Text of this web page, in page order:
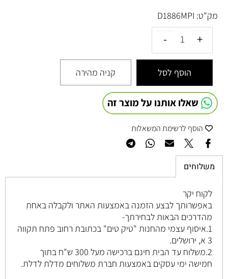
מק"ט: D1886MPI
הוסף לסל קניה מהירה
שאלו אותנו על מוצר זה
הוסף לרשימת המשאלות
משלוחים
לקוח יקר
באפשרותך לבצע הזמנה באמצעות האתר ולקבלה באחת
מהדרכים הבאות לבחירתך-
1.איסוף עצמי מהחנות "טיק טים" בכתובת רחוב
פתח תקווה
3 א, ירושלים
.
2.משלוח עד הבית חינם ברכישה מעל 300 ש"ח בתוך
חמישה ימי עסקים באמצעות חברת משלוחים מדלת לדלת.